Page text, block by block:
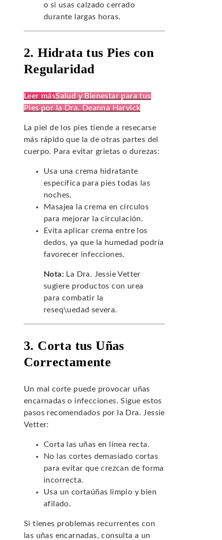
o si usas calzado cerrado
durante largas horas.
2. Hidrata tus Pies con
Regularidad
Leer másSalud y Bienestar para tus
Pies por la Dra. Deanna Harvick
La piel de los pies tiende a resecarse
más rápido que la de otras partes del
cuerpo. Para evitar grietas o durezas:
Usa una crema hidratante
específica para pies todas las
noches.
Masajea la crema en círculos
para mejorar la circulación.
Evita aplicar crema entre los
dedos, ya que la humedad podría
favorecer infecciones.
Nota: La Dra. Jessie Vetter
sugiere productos con urea
para combatir la
reseq\uedad severa.
3. Corta tus Uñas
Correctamente
Un mal corte puede provocar uñas
encarnadas o infecciones. Sigue estos
pasos recomendados por la Dra. Jessie
Vetter:
Corta las uñas en línea recta.
No las cortes demasiado cortas
para evitar que crezcan de forma
incorrecta.
Usa un cortaúñas limpio y bien
afilado.
Si tienes problemas recurrentes con
las uñas encarnadas, consulta a un